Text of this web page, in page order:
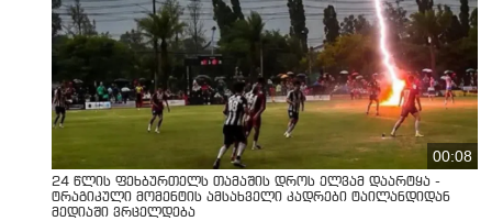
00:08
24 წლის ფეხბურთელს თამაშის დროს ელვამ დაარტყა -
ტრაგიკული მომენტის ამსახველი კადრები ტაილანდიდან
მედიაში ვრცელდება